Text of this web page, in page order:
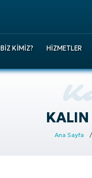
BIZ KIMIZ? HIZMETLER
Ana Sayfa